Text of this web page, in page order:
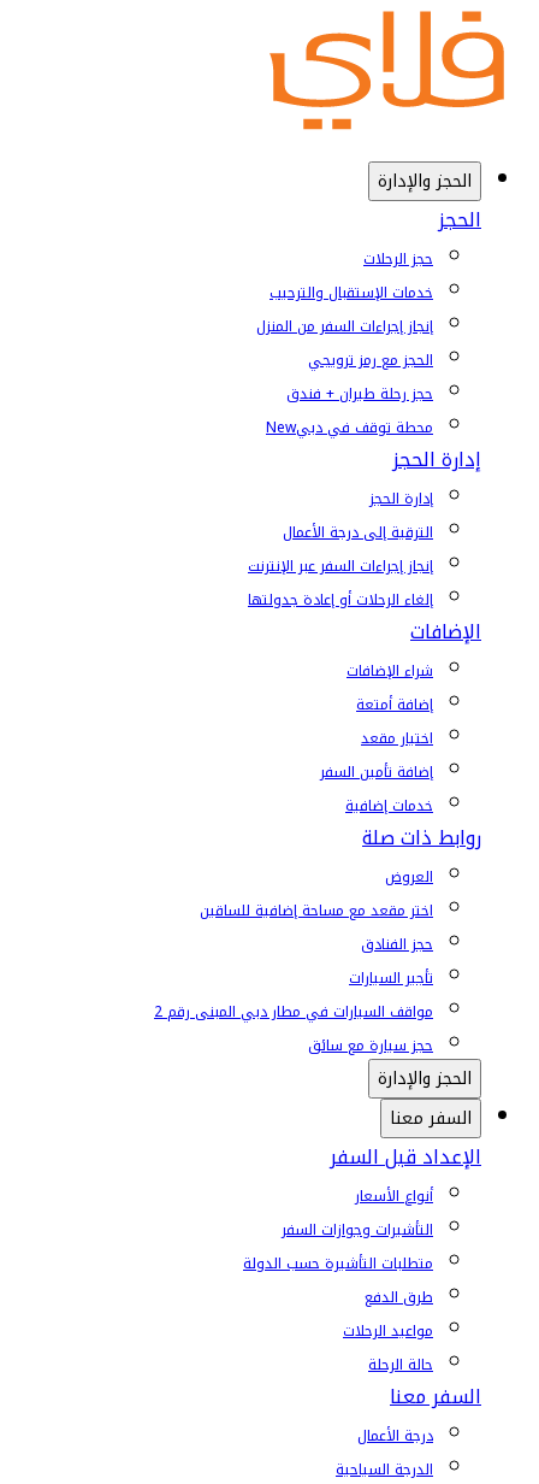
الحجز والإدارة
الحجز
حجز الرحلات
خدمات الإستقبال والترحيب
إنجاز إجراءات السفر من المنزل
الحجز مع رمز ترويجي
حجز رحلة طيران + فندق
محطة توقف في دبيNew
إدارة الحجز
إدارة الحجز
الترقية إلى درجة الأعمال
إنجاز إجراءات السفر عبر الإنترنت
إلغاء الرحلات أو إعادة جدولتها
الإضافات
شراء الإضافات
إضافة أمتعة
اختيار مقعد
إضافة تأمين السفر
خدمات إضافية
روابط ذات صلة
العروض
اختر مقعد مع مساحة إضافية للساقين
حجز الفنادق
تأجير السيارات
مواقف السيارات في مطار دبي المبنى رقم 2
حجز سيارة مع سائق
الحجز والإدارة
السفر معنا
الإعداد قبل السفر
أنواع الأسعار
التأشيرات وجوازات السفر
متطلبات التأشيرة حسب الدولة
طرق الدفع
مواعيد الرحلات
حالة الرحلة
السفر معنا
درجة الأعمال
الدرجة السياحية